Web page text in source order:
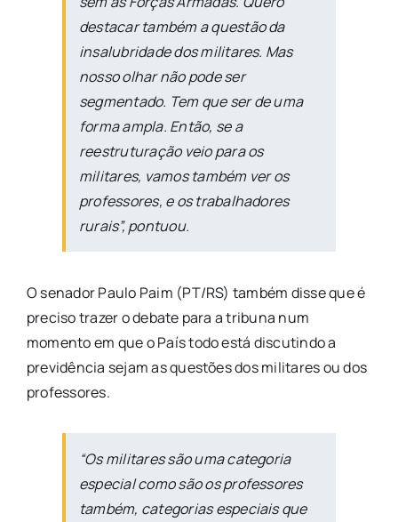
destacar também a questão da
insalubridade dos militares. Mas
nosso olhar não pode ser
segmentado. Tem que ser de uma
forma ampla. Então, se a
reestruturação veio para os
militares, vamos também ver os
professores, e os trabalhadores
rurais”, pontuou.
O senador Paulo Paim (PT/RS) também disse que é
preciso trazer o debate para a tribuna num
momento em que o País todo está discutindo a
previdência sejam as questões dos militares ou dos
professores.
“Os militares são uma categoria
especial como são os professores
também, categorias especiais que